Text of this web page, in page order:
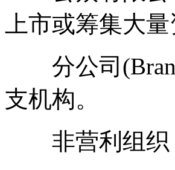
上市或筹集大
分公司
支机构。
非营利组织